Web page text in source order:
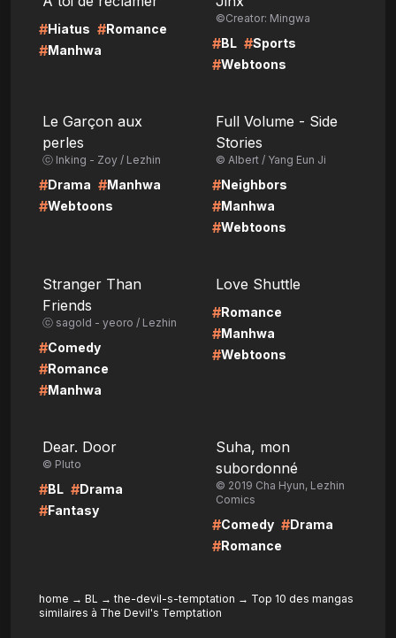
#Hiatus #Romance
#Manhwa
©Creator: Mingwa
#BL #Sports
#Webtoons
Le Garçon aux
perles
ⓒ Inking - Zoy / Lezhin
#Drama #Manhwa
#Webtoons
Full Volume - Side
Stories
© Albert / Yang Eun Ji
#Neighbors
#Manhwa
#Webtoons
Stranger Than
Friends
ⓒ sagold - yeoro / Lezhin
#Comedy
#Romance
#Manhwa
Love Shuttle
#Romance
#Manhwa
#Webtoons
Dear. Door
© Pluto
#BL #Drama
#Fantasy
Suha, mon
subordonné
© 2019 Cha Hyun, Lezhin
Comics
#Comedy #Drama
#Romance
home → BL → the-devil-s-temptation → Top 10 des mangas
similaires à The Devil's Temptation